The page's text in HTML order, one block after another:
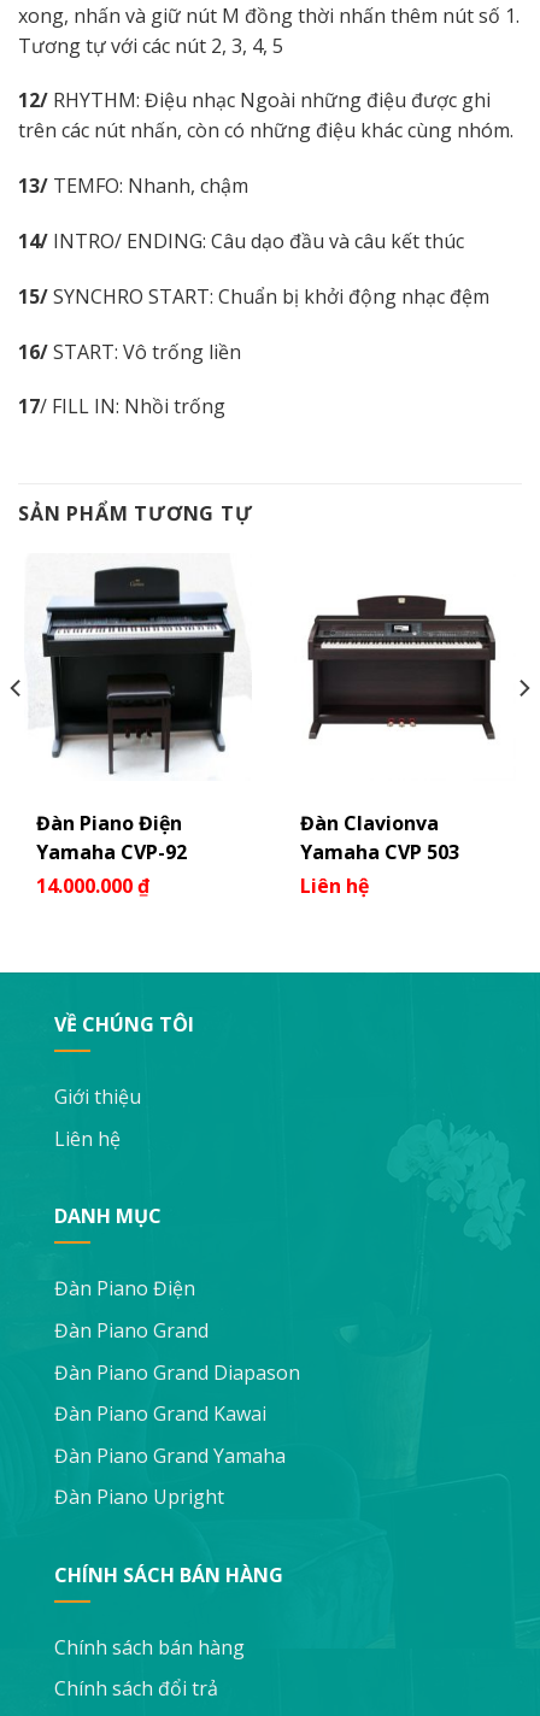
xong, nhấn và giữ nút M đồng thời nhấn thêm nút số 1.
Tương tự với các nút 2, 3, 4, 5
12/ RHYTHM: Điệu nhạc Ngoài những điệu được ghi
trên các nút nhấn, còn có những điệu khác cùng nhóm.
13/ TEMFO: Nhanh, chậm
14/ INTRO/ ENDING: Câu dạo đầu và câu kết thúc
15/SYNCHRO START: Chuẩn bị khởi động nhạc đệm
16/START: Vô trống liền
17/ FILL IN: Nhồi trống
SẢN PHẨM TƯƠNG TỰ
Đàn Piano Điện
Yamaha CVP-92
14.000.000₫
Đàn Clavionva
Yamaha CVP 503
Liên hệ
VỀ CHÚNG TÔI
Giới thiệu
Liên hệ
DANH MỤC
Đàn Piano Điện
Đàn Piano Grand
Đàn Piano Grand Diapason
Đàn Piano Grand Kawai
Đàn Piano Grand Yamaha
Đàn Piano Upright
CHÍNH SÁCH BÁN HÀNG
Chính sách bán hàng
Chính sách đổi trả